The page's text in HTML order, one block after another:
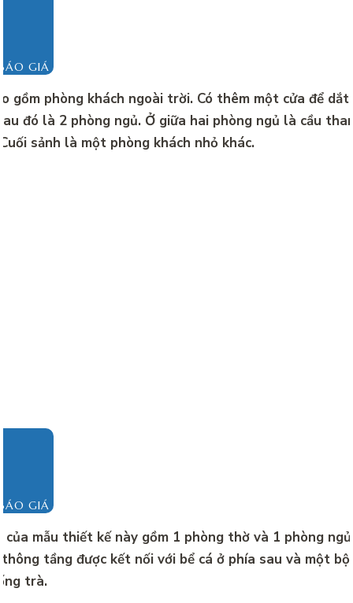
GIÁ
gồm phòng khách ngoài trời. Có thêm một cửa để dắt
đó là 2 phòng ngủ. Ở giữa hai phòng ngủ là cầu
sảnh là một phòng khách nhỏ khác.
GIÁ
của mẫu thiết kế này gồm 1 phòng thờ và 1 phòng
tầng được kết nối với bể cá ở phía sau và một bộ
trà.